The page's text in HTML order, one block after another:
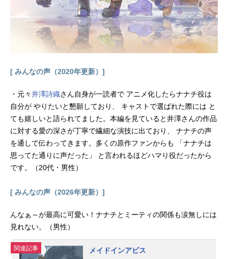
ンディレクター：吉原達矢チーフ演
出：中園真登悪魔デザイン：押山清
高美術監督：竹田悠介色彩設計：中
野尚美画面設計：宮原洋平音楽：牛
尾憲輔アニメーションプロデューサ
P：「KICKBACK」米津玄師公開開始
[ みんなの声（2020年更新）]
・元々井澤詩織さん自身が一読者で アニメ化したらナナチ役は
自分が やりたいと懇願しており、 キャストで選ばれた際には と
ても嬉しいと語られてました。本編を見ていると井澤さんの作品
に対する愛の深さが丁寧で繊細な演技に出ており、 ナナチの声
を通して伝わってきます。多くの原作ファンからも 「ナナチは
思ってた通りに声だった」 と言われるほどハマり役だったから
です。（20代・男性）
[ みんなの声（2026年更新）]
んなぁ～が最高に可愛い！ナナチとミーティの関係も涙無しには
見れない。（男性）
関連記事
メイドインアビス